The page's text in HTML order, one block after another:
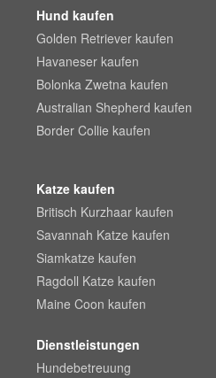
Hund kaufen
Golden Retriever kaufen
Havaneser kaufen
Bolonka Zwetna kaufen
Australian Shepherd kaufen
Border Collie kaufen
Katze kaufen
Britisch Kurzhaar kaufen
Savannah Katze kaufen
Siamkatze kaufen
Ragdoll Katze kaufen
Maine Coon kaufen
Dienstleistungen
Hundebetreuung